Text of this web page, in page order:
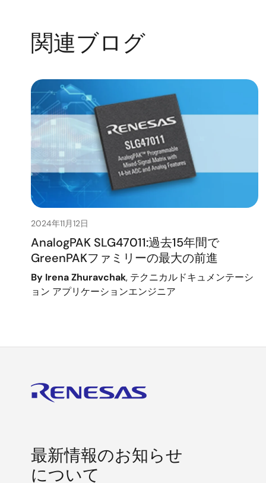
関連ブログ
2024年11月12日
AnalogPAK SLG47011:過去15年間で
GreenPAKファミリーの最大の前進
By Irena Zhuravchak, テクニカルドキュメンテーシ
ョン アプリケーションエンジニア
最新情報のお知らせ
について